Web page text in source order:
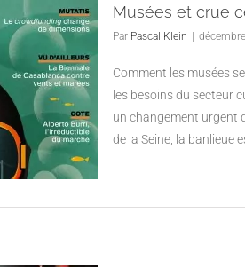
Musées et crue
Par Pascal Klein
Comment les musées
les besoins du secteur
un changement urgent
de la Seine, la banlieue